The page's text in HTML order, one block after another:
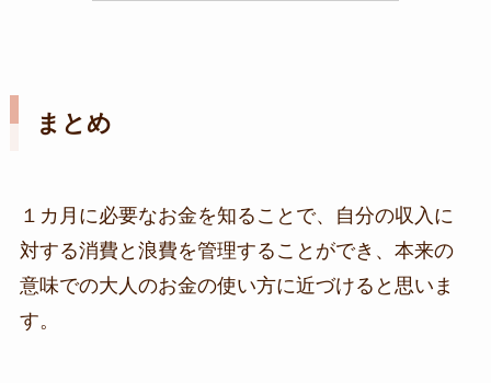
まとめ
１カ月に必要なお金を知ることで、自分の収入に
対する消費と浪費を管理することができ、本来の
意味での大人のお金の使い方に近づけると思いま
す。